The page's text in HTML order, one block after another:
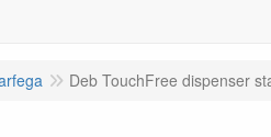
Deb TouchFree dispenser